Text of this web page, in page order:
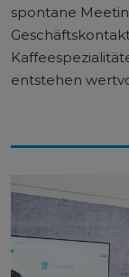
spontane
entstehen